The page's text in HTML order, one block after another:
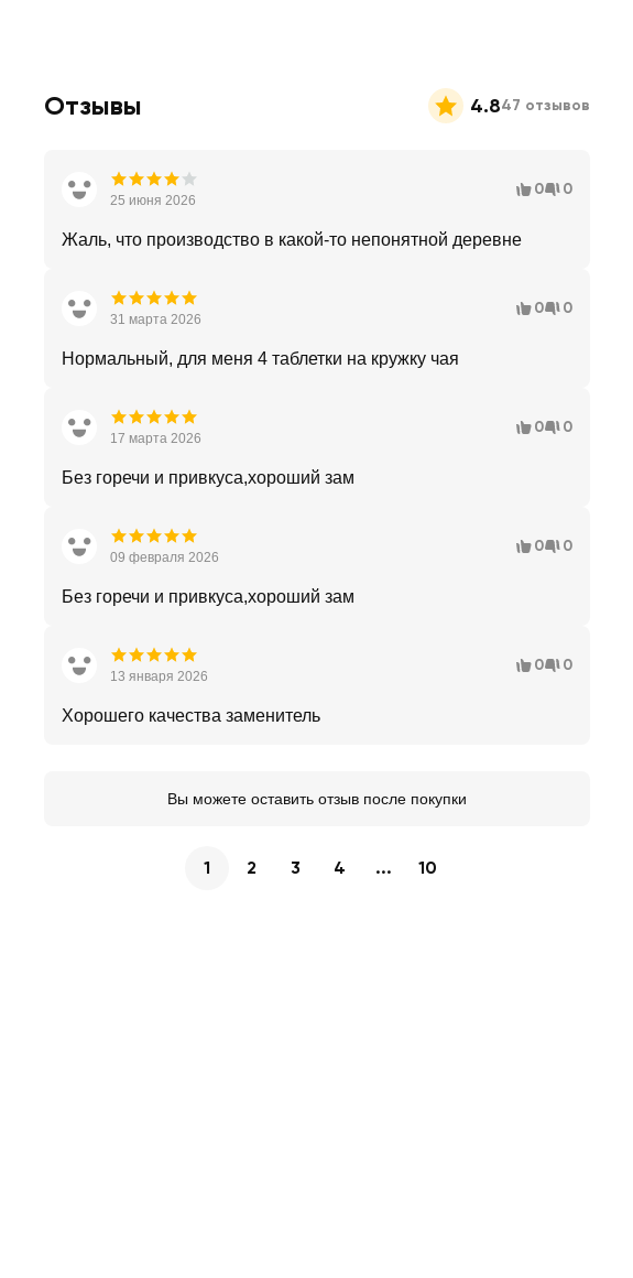
Отзывы 4.847 отзывов
25 июня 2026
0 0
Жаль, что производство в какой-то непонятной деревне
31 марта 2026
0 0
Нормальный, для меня 4 таблетки на кружку чая
17 марта 2026
0 0
Без горечи и привкуса,хороший зам
09 февраля 2026
0 0
Без горечи и привкуса,хороший зам
13 января 2026
0 0
Хорошего качества заменитель
Вы можете оставить отзыв после покупки
1 2 3 4 ... 10